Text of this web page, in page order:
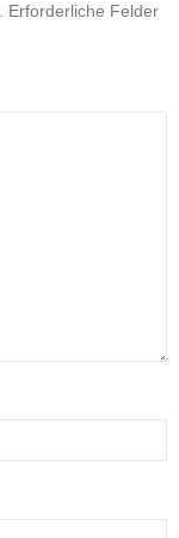
Erforderliche Felder